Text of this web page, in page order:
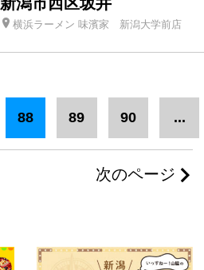
横浜ラーメン 味濱家 新潟大学前店
88 89 90 ...
次のページ